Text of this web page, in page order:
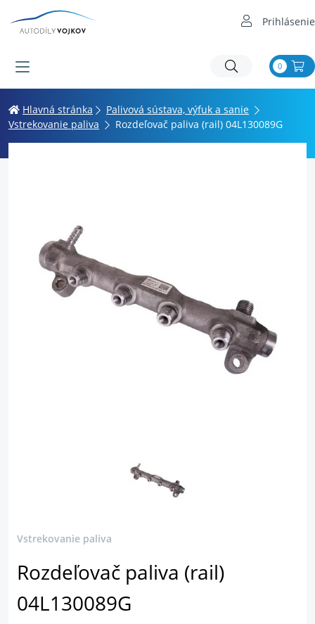
Prihlásenie
0
Hlavná stránka
Palivová sústava, výfuk a sanie
Vstrekovanie paliva
Rozdeľovač paliva (rail) 04L130089G
Vstrekovanie paliva
Rozdeľovač paliva (rail)
04L130089G